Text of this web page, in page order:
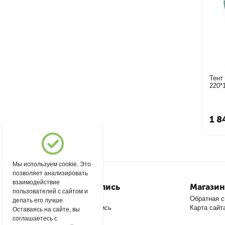
1
Моя учетная запись
Войти
Создать учетную запись
Обратная
Карта
Мы используем cookie. Это
позволяет анализировать
взаимодействие
пользователей с сайтом и
делать его лучше.
Оставаясь на сайте, вы
соглашаетесь с